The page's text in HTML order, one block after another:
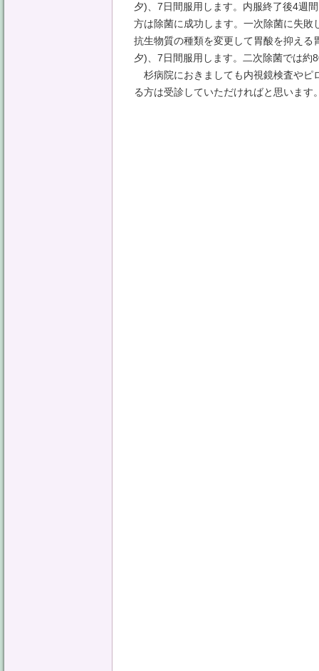
夕)、7日間服用します。内服終了後4週
方は除菌に成功します。一次除菌に失
抗生物質の種類を変更して胃酸を抑え
夕)、7日間服用します。二次除菌では約
杉病院におきましても内視鏡検査やピ
る方は受診していただければと思います